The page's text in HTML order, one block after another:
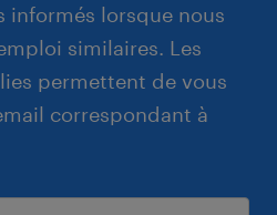
informés lorsque nous
similaires. Les
permettent de vous
correspondant à